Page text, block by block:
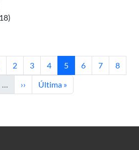
anterior
Página
2 Página
3 Página
4 Página actual
5 Página
6 Página
7 Página
8
… Siguiente página
›› Última página
Última »